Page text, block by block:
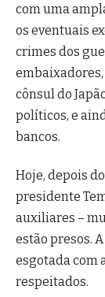
com uma
os eventuais
crimes dos
embaixadores,
cônsul do
políticos, e
bancos.
Hoje, depois
presidente
auxiliares –
estão presos.
esgotada com
respeitados.